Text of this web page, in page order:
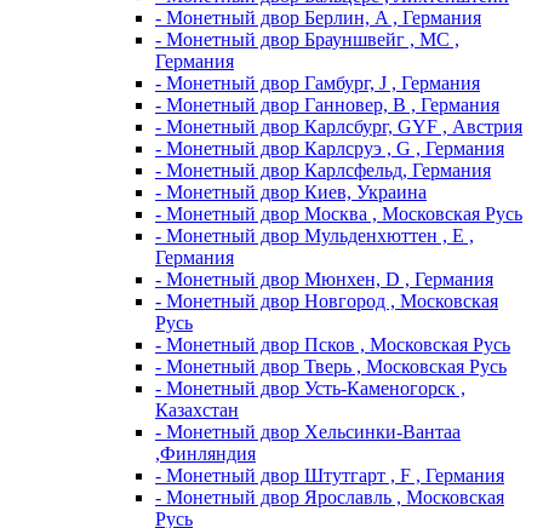
- Монетный двор Берлин, A , Германия
- Монетный двор Брауншвейг , MC ,
Германия
- Монетный двор Гамбург, J , Германия
- Монетный двор Ганновер, B , Германия
- Монетный двор Карлсбург, GYF , Австрия
- Монетный двор Карлсруэ , G , Германия
- Монетный двор Карлсфельд, Германия
- Монетный двор Киев, Украина
- Монетный двор Москва , Московская Русь
- Монетный двор Мульденхюттен , Е ,
Германия
- Монетный двор Мюнхен, D , Германия
- Монетный двор Новгород , Московская
Русь
- Монетный двор Псков , Московская Русь
- Монетный двор Тверь , Московская Русь
- Монетный двор Усть-Каменогорск ,
Казахстан
- Монетный двор Хельсинки-Вантаа
,Финляндия
- Монетный двор Штутгарт , F , Германия
- Монетный двор Ярославль , Московская
Русь